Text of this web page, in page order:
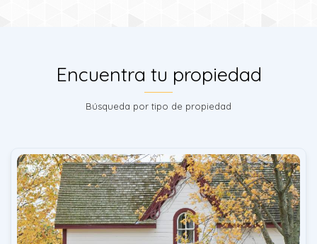
Encuentra tu propiedad
Búsqueda por tipo de propiedad